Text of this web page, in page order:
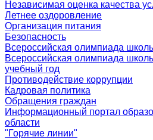
Независимая оценка качества
Летнее оздоровление
Организация питания
Безопасность
Всероссийская олимпиада
Всероссийская олимпиада
учебный год
Противодействие коррупции
Кадровая политика
Обращения граждан
Информационный портал
области
"Горячие линии"